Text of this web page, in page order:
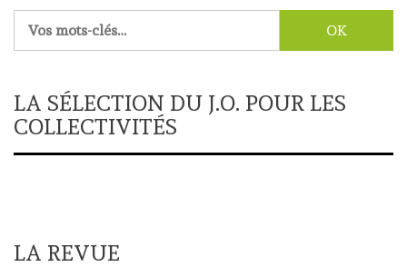
LA SÉLECTION DU J.O. POUR LES
COLLECTIVITÉS
LA REVUE